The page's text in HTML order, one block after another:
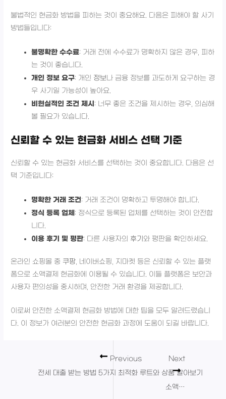
불법적인 현금화 방법을 피하는 것이 중요해요. 다음은 피해야 할 사기
방법들입니다:
불명확한 수수료: 거래 전에 수수료가 명확하지 않은 경우, 피하
는 것이 좋습니다.
개인 정보 요구: 개인 정보나 금융 정보를 과도하게 요구하는 경
우 사기일 가능성이 높아요.
비현실적인 조건 제시 : 너무 좋은 조건을 제시하는 경우, 의심해
볼 필요가 있습니다.
신뢰할 수 있는 현금화 서비스 선택 기준
신뢰할 수 있는 현금화 서비스를 선택하는 것이 중요합니다. 다음은 선
택 기준입니다:
명확한 거래 조건: 거래 조건이 명확하고 투명해야 합니다.
정식 등록 업체 : 정식으로 등록된 업체를 선택하는 것이 안전합
니다.
이용 후기 및 평판: 다른 사용자의후기 와 평판을 확인하세요.
온라인 쇼핑몰 중쿠팡, 네이버쇼핑, 지마켓 등은 신뢰할 수 있는 플랫
폼으로 소액결제 현금화에 이용될 수 있습니다. 이들 플랫폼은 보안과
사용자 편의성을 중시하며, 안전한 거래 환경을 제공합니다.
이로써 안전한 소액결제 현금화 방법에 대한 팁을 모두 알려드렸습니
다. 이 정보가 여러분의 안전한 현금화 과정에 도움이 되길 바랍니다.
Previous
전세 대출 받는 방법 5가지 최적화 루트와 상품 알아보기
Next
소액결제 현금화 루트 방법 및 후기: 안전하게 진행하는 방법